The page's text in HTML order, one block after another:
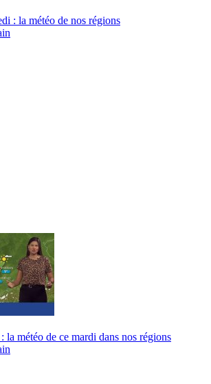
: la météo de nos régions
la météo de ce mardi dans nos régions